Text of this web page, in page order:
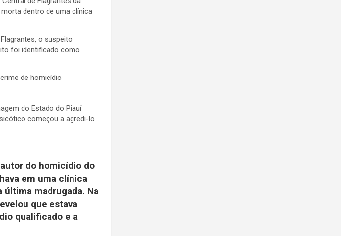
dentro de uma clínica
o suspeito
foi identificado como
de homicídio
do Estado do Piauí
começou a agredi-lo
do homicídio do
em uma clínica
última madrugada. Na
que estava
qualificado e a